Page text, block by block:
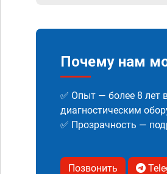
Почему нам
✅ Опыт — более 8 лет
диагностическим
✅ Прозрачность —
Позвонить